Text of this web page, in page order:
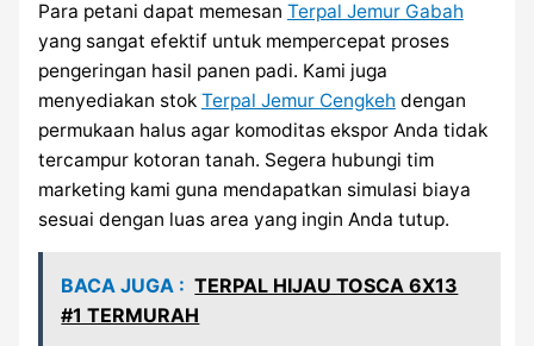
Para petani dapat memesan Terpal Jemur Gabah
yang sangat efektif untuk mempercepat proses
pengeringan hasil panen padi. Kami juga
menyediakan stok Terpal Jemur Cengkeh dengan
permukaan halus agar komoditas ekspor Anda tidak
tercampur kotoran tanah. Segera hubungi tim
marketing kami guna mendapatkan simulasi biaya
sesuai dengan luas area yang ingin Anda tutup.
BACA JUGA : TERPAL HIJAU TOSCA 6X13
#1 TERMURAH